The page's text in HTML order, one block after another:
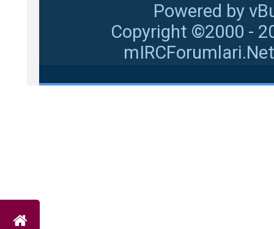
Powered by
Copyright ©2000 -